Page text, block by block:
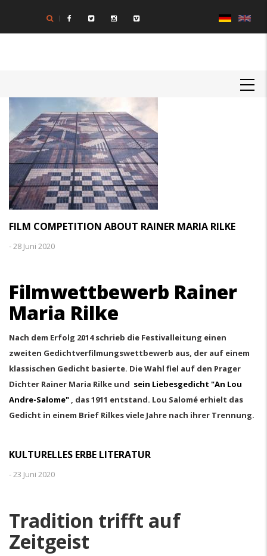
Inhalt
FILM COMPETITION ABOUT RAINER MARIA RILKE
-28 Juni 2020
Filmwettbewerb Rainer
Maria Rilke
Nach dem Erfolg 2014 schrieb die Festivalleitung einen
zweiten Gedichtverfilmungswettbewerb aus, der auf einem
klassischen Gedicht basierte. Die Wahl fiel auf den Prager
Dichter Rainer Maria Rilke und sein Liebesgedicht "An Lou
Andre-Salome" , das 1911 entstand. Lou Salomé erhielt das
Gedicht in einem Brief Rilkes viele Jahre nach ihrer Trennung.
KULTURELLES ERBE LITERATUR
-23 Juni 2020
Tradition trifft auf
Zeitgeist